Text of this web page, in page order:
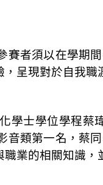
者須以在學期
呈現對於自我
學士學位學程蔡
類第一名，蔡
業的相關知識，